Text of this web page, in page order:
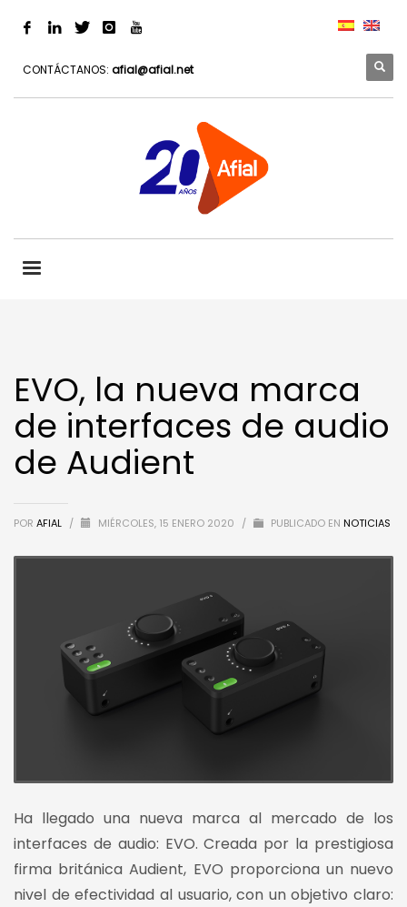
CONTÁCTANOS: afial@afial.net
EVO, la nueva marca
de interfaces de audio
de Audient
POR AFIAL / MIÉRCOLES, 15 ENERO 2020 / PUBLICADO EN NOTICIAS
Ha llegado una nueva marca al mercado de los
interfaces de audio: EVO. Creada por la prestigiosa
firma británica Audient, EVO proporciona un nuevo
nivel de efectividad al usuario, con un objetivo claro: